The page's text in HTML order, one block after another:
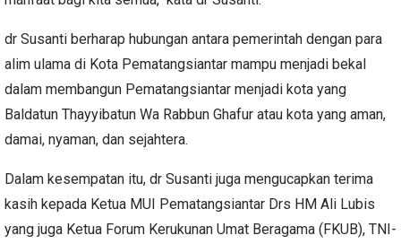
dr Susanti berharap hubungan antara pemerintah dengan para
alim ulama di Kota Pematangsiantar mampu menjadi bekal
dalam membangun Pematangsiantar menjadi kota yang
Baldatun Thayyibatun Wa Rabbun Ghafur atau kota yang aman,
damai, nyaman, dan sejahtera.
Dalam kesempatan itu, dr Susanti juga mengucapkan terima
kasih kepada Ketua MUI Pematangsiantar Drs HM Ali Lubis
yang juga Ketua Forum Kerukunan Umat Beragama (FKUB), TNI-